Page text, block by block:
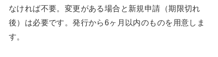
なければ不要。変更がある場合と新規申請（期限切れ
後）は必要です。発行から6ヶ月以内のものを用意しま
す。